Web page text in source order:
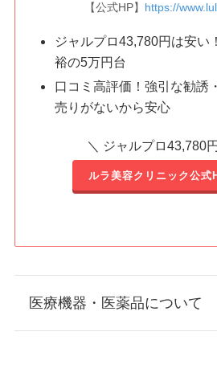
【公式HP】 https://
ジャルプロ43,780円は安い
裕の5万円台
口コミ高評価！強引な勧誘
売りがないから安心
＼ ジャルプロ43,780
ルラ美容クリニック公式
医療機器・医薬品について